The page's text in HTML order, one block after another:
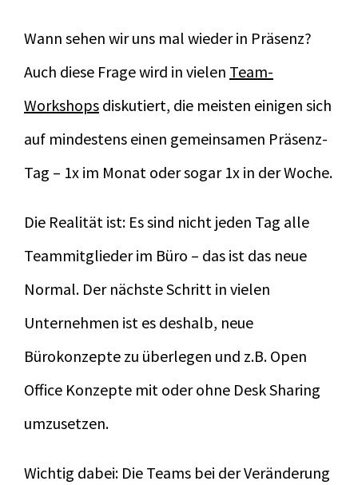
Wann sehen wir uns mal wieder in Präsenz?
Auch diese Frage wird in vielen Team-
Workshops diskutiert, die meisten einigen sich
auf mindestens einen gemeinsamen Präsenz-
Tag – 1x im Monat oder sogar 1x in der Woche.
Die Realität ist: Es sind nicht jeden Tag alle
Teammitglieder im Büro – das ist das neue
Normal. Der nächste Schritt in vielen
Unternehmen ist es deshalb, neue
Bürokonzepte zu überlegen und z.B. Open
Office Konzepte mit oder ohne Desk Sharing
umzusetzen.
Wichtig dabei: Die Teams bei der Veränderung